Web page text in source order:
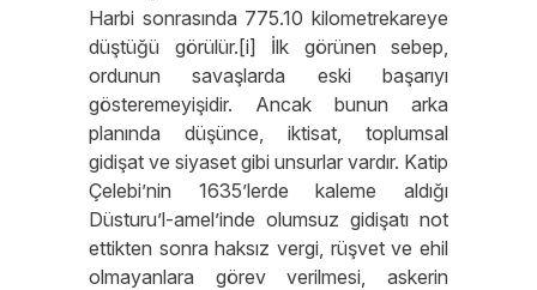
Harbi sonrasında 775.10 kilometrekareye
düştüğü görülür.[i] İlk görünen sebep,
ordunun savaşlarda eski başarıyı
gösteremeyişidir. Ancak bunun arka
planında düşünce, iktisat, toplumsal
gidişat ve siyaset gibi unsurlar vardır. Katip
Çelebi’nin 1635’lerde kaleme aldığı
Düsturu’l-amel’inde olumsuz gidişatı not
ettikten sonra haksız vergi, rüşvet ve ehil
olmayanlara görev verilmesi, askerin